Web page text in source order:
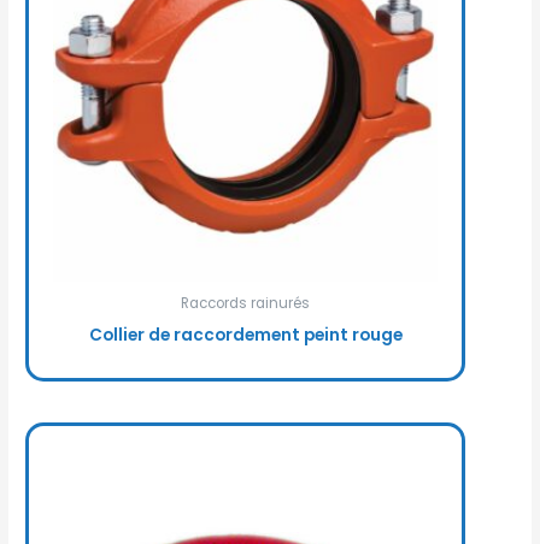
Raccords rainurés
Collier de raccordement peint rouge